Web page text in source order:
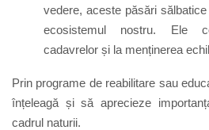
vedere, aceste păsări
ecosistemul nostru. Ele
cadavrelor și la menținerea
Prin programe de reabilitare sau
înțeleagă și să aprecieze
cadrul naturii.